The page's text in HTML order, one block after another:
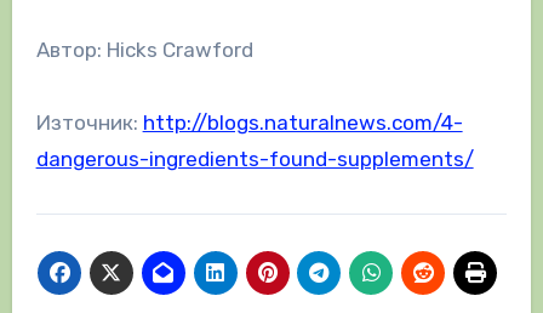
Автор: Hicks Crawford
Източник: http://blogs.naturalnews.com/4-
dangerous-ingredients-found-supplements/